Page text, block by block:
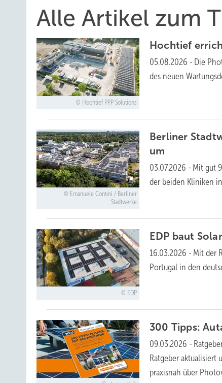
Alle Artikel zum
Hochtief PPP Solutions
Hochtief
05.08.2026 - Die
des neuen
Emanuele Contini / Berliner
Stadtwerke
Berliner
um
03.07.2026 - Mit gut
der beiden Kliniken
EDP
EDP baut
16.03.2026 - Mit der
Portugal in den
300 Tipps:
09.03.2026 -
Ratgeber
praxisnah über